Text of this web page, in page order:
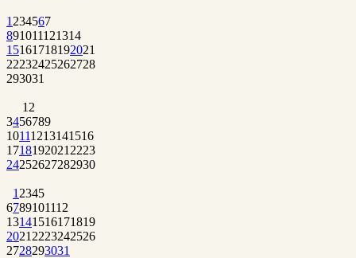
1 234567
891011121314
15161718192021
22232425262728
293031
1 2
3456789
10111213141516
1718192021 2223
24252627282930
1 2345
6789101112
13141516171819
2021 2223242526
2728293031